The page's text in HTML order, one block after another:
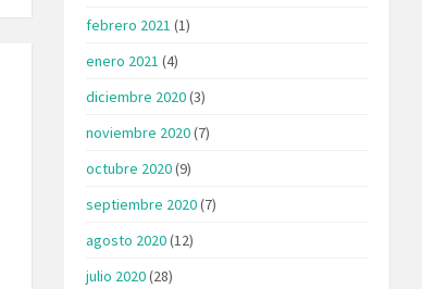
febrero 2021 (1)
enero 2021 (4)
diciembre 2020(3)
noviembre 2020(7)
octubre 2020(9)
septiembre 2020(7)
agosto 2020(12)
julio 2020(28)